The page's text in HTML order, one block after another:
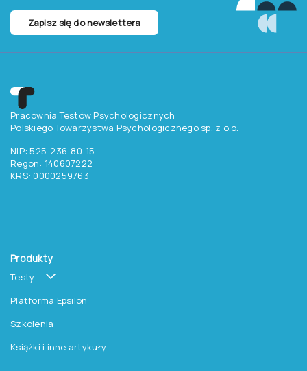
Zapisz się do newslettera
Pracownia Testów Psychologicznych
Polskiego Towarzystwa Psychologicznego sp. z o.o.
NIP: 525-236-80-15
Regon: 140607222
KRS: 0000259763
Produkty
Testy
Platforma Epsilon
Szkolenia
Książki i inne artykuły